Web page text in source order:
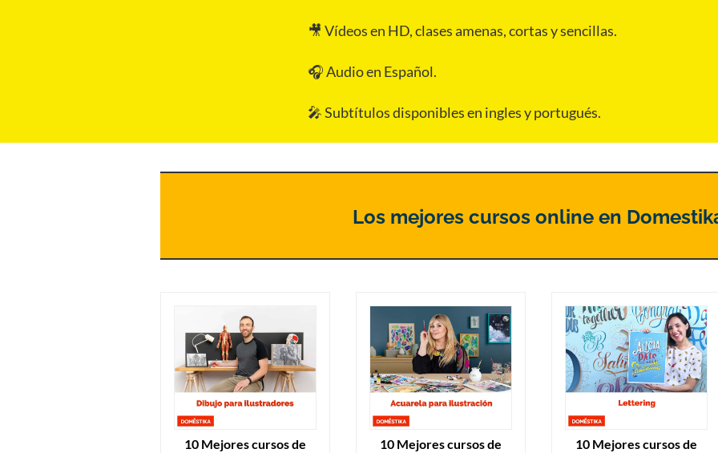
🎥 Vídeos en HD, clases amenas, cortas y sencillas.
🎧 Audio en Español.
🎤 Subtítulos disponibles en ingles y portugués.
Los mejores cursos online en
10 Mejores cursos de
10 Mejores cursos de
10 Mejores cursos de